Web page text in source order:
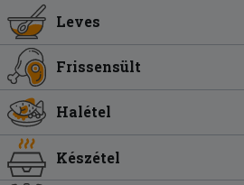
Leves
Frissensült
Halétel
Készétel